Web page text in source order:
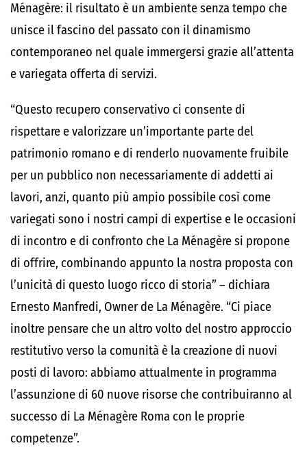
Ménagère: il risultato è un ambiente senza tempo che
unisce il fascino del passato con il dinamismo
contemporaneo nel quale immergersi grazie all’attenta
e variegata offerta di servizi.
“Questo recupero conservativo ci consente di
rispettare e valorizzare un’importante parte del
patrimonio romano e di renderlo nuovamente fruibile
per un pubblico non necessariamente di addetti ai
lavori, anzi, quanto più ampio possibile così come
variegati sono i nostri campi di expertise e le occasioni
di incontro e di confronto che La Ménagère si propone
di offrire, combinando appunto la nostra proposta con
l’unicità di questo luogo ricco di storia” – dichiara
Ernesto Manfredi, Owner de La Ménagère. “Ci piace
inoltre pensare che un altro volto del nostro approccio
restitutivo verso la comunità è la creazione di nuovi
posti di lavoro: abbiamo attualmente in programma
l’assunzione di 60 nuove risorse che contribuiranno al
successo di La Ménagère Roma con le proprie
competenze”.